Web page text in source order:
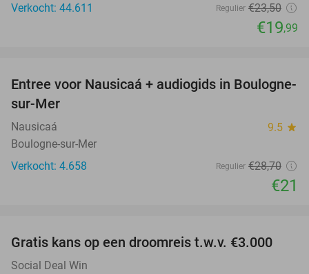
Verkocht: 44.611
Regulier €23,50
€19,99
27%
Entree voor Nausicaá + audiogids in Boulogne-
sur-Mer
Nausicaá 9.5 star
Boulogne-sur-Mer
Verkocht: 4.658
Regulier €28,70
€21
Gratis kans op een droomreis t.w.v. €3.000
Social Deal Win